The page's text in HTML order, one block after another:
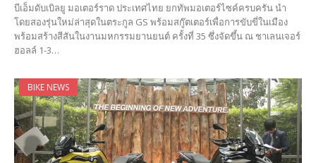
บีเอ็มดับเบิลยู มอเตอร์ราด ประเทศไทย ยกทัพมอเตอร์ไซค์ครบครัน นำ
โดยสองรุ่นใหม่ล่าสุดในตระกูล GS พร้อมสกู๊ตเตอร์เพื่อการขับขี่ในเมือง
พร้อมสร้างสีสันในงานมหกรรมยานยนต์ ครั้งที่ 35 ซึ่งจัดขึ้น ณ ชาเลนเจอร์
ฮอลล์ 1-3…
BIKE NEWS